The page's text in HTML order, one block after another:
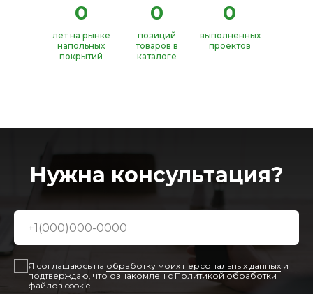
0 0 0
лет на рынке
напольных
покрытий
позиций
товаров в
каталоге
выполненных
проектов
Нужна консультация?
Я соглашаюсь на обработку моих персональных данных и
подтверждаю, что ознакомлен с Политикой обработки
файлов cookie